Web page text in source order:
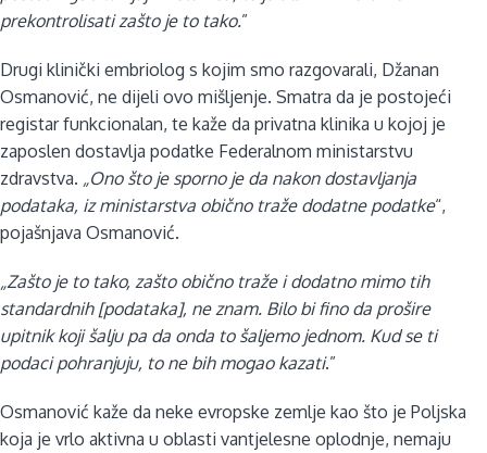
prekontrolisati zašto je to tako.”
Drugi klinički embriolog s kojim smo razgovarali, Džanan
Osmanović, ne dijeli ovo mišljenje. Smatra da je postojeći
registar funkcionalan, te kaže da privatna klinika u kojoj je
zaposlen dostavlja podatke Federalnom ministarstvu
zdravstva. „Ono što je sporno je da nakon dostavljanja
podataka, iz ministarstva obično traže dodatne podatke“,
pojašnjava Osmanović.
„Zašto je to tako, zašto obično traže i dodatno mimo tih
standardnih [podataka], ne znam. Bilo bi fino da prošire
upitnik koji šalju pa da onda to šaljemo jednom. Kud se ti
podaci pohranjuju, to ne bih mogao kazati.”
Osmanović kaže da neke evropske zemlje kao što je Poljska
koja je vrlo aktivna u oblasti vantjelesne oplodnje, nemaju